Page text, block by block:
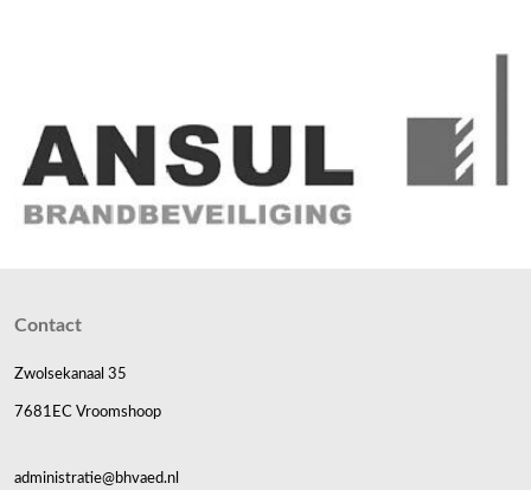
Contact
Zwolsekanaal 35
7681EC Vroomshoop
administratie@bhvaed.nl